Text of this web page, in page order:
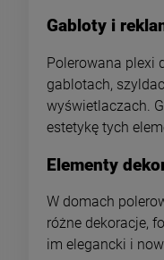
Gabloty i
Polerowana plexi
gablotach,
wyświetlaczach.
estetykę tych
Elementy
W domach
różne dekoracje,
im elegancki i